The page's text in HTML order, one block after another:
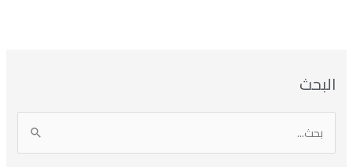
البحث
ل
ل
ش
ص
ف
ل
ش
ل
ن